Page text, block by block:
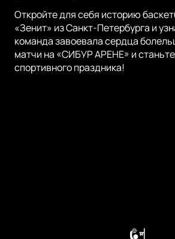
Откройте для себя историю
«Зенит» из Санкт-Петербурга и
команда завоевала сердца
матчи на «СИБУР АРЕНЕ» и
спортивного праздника!